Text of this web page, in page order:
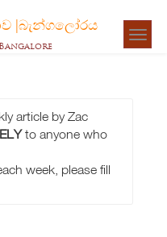
|බැන්ගලෝරය
article by Zac
to anyone who
week, please fill